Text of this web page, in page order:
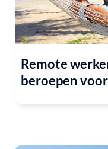
Remote
beroepen